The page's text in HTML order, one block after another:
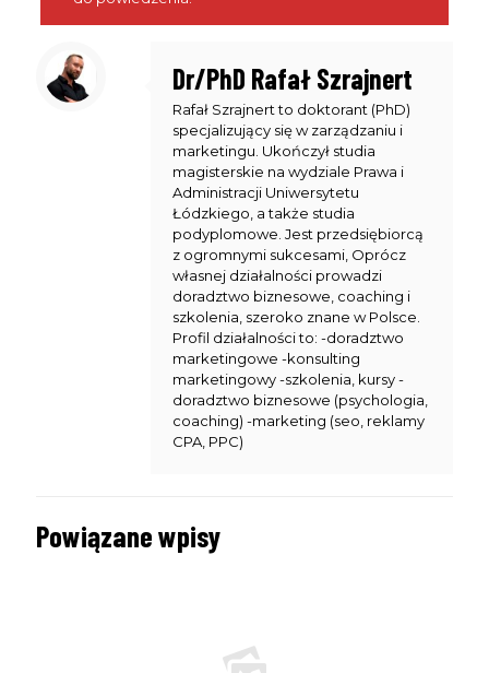
Dr/PhD Rafał Szrajnert
Rafał Szrajnert to doktorant (PhD)
specjalizujący się w zarządzaniu i
marketingu. Ukończył studia
magisterskie na wydziale Prawa i
Administracji Uniwersytetu
Łódzkiego, a także studia
podyplomowe. Jest przedsiębiorcą
z ogromnymi sukcesami, Oprócz
własnej działalności prowadzi
doradztwo biznesowe, coaching i
szkolenia, szeroko znane w Polsce.
Profil działalności to: -doradztwo
marketingowe -konsulting
marketingowy -szkolenia, kursy -
doradztwo biznesowe (psychologia,
coaching) -marketing (seo, reklamy
CPA, PPC)
Powiązane wpisy
Dołącz do nasNA ŻYWO
Nie przegap wydarzeń live, podczas których omawiamy
różne tematy i odpowiadamy na pytania, które pomogą Ci
wyprzedzić konkurencję. Zarejestruj się na spotkania,
których gospodarzem jest CEO UniqueSEO - Rafał
Szrajnert.
Live odbywa się 1 w miesiącu io terminie powiadamiamy
tylko subskrybentów email.
WYŚLIJ